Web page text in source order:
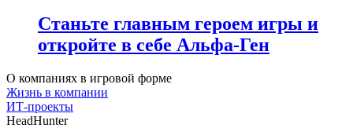
Станьте главным героем игры и
откройте в себе Альфа-Ген
О компаниях в игровой форме
Жизнь в компании
ИТ-проекты
HeadHunter